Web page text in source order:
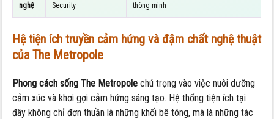
nghệ
Security
thông minh
Hệ tiện ích truyền cảm hứng và đậm chất nghệ thuật
củaThe Metropole
Phong cách sống The Metropole chú trọng vào việc nuôi dưỡng
cảm xúc và khơi gợi cảm hứng sáng tạo. Hệ thống tiện ích tại
đây không chỉ đơn thuần là những khối bê tông, mà là những tác